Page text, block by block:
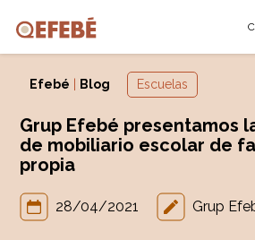
Efebé Blog Escuelas
Grup Efebé presentamos
de mobiliario escolar de
propia
28/04/2021 Grup